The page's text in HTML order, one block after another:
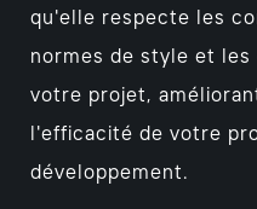
qu'elle respecte les
normes de style et les
votre projet,
l'efficacité de votre
développement.